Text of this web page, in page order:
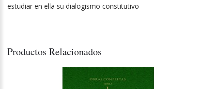
estudiar en ella su dialogismo constitutivo
Productos Relacionados